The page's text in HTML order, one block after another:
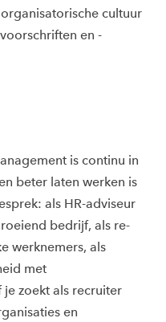
cultuur
en -
is continu in
beter laten werken is
als HR-adviseur
bedrijf, als re-
werknemers, als
met
zoekt als recruiter
en